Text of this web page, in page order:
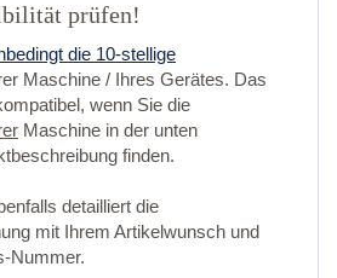
prüfen!
die 10-stellige
Maschine / Ihres Gerätes. Das
wenn Sie die
Maschine in der unten
finden.
detailliert die
mit Ihrem Artikelwunsch und
Nummer.